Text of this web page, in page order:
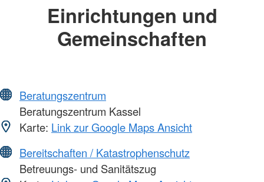
Einrichtungen und
Gemeinschaften
Beratungszentrum
Beratungszentrum Kassel
Karte: Link zur Google Maps Ansicht
Bereitschaften / Katastrophenschutz
Betreuungs- und Sanitätszug